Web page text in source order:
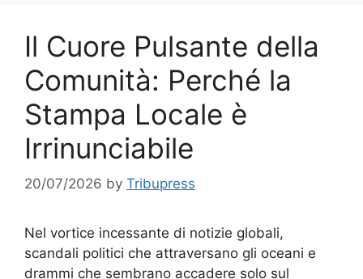
Il Cuore Pulsante della
Comunità: Perché la
Stampa Locale è
Irrinunciabile
20/07/2026 by Tribupress
Nel vortice incessante di notizie globali,
scandali politici che attraversano gli oceani e
drammi che sembrano accadere solo sul